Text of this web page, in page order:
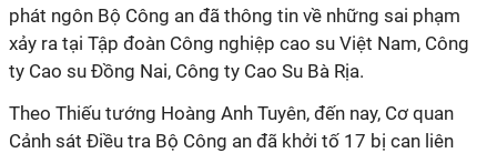
phát ngôn Bộ Công an đã thông tin về những sai phạm
xảy ra tại Tập đoàn Công nghiệp cao su Việt Nam, Công
ty Cao su Đồng Nai, Công ty Cao Su Bà Rịa.
Theo Thiếu tướng Hoàng Anh Tuyên, đến nay, Cơ quan
Cảnh sát Điều tra Bộ Công an đã khởi tố 17 bị can liên